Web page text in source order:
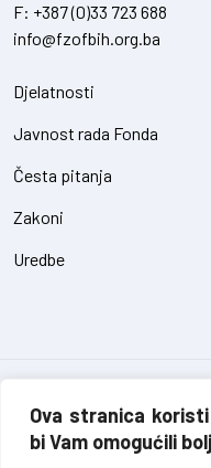
Ova stranica
bi Vam omogućili
F: +387 (0)33 723 688
info@fzofbih.org.ba
Djelatnosti
Javnost rada Fonda
Česta pitanja
Zakoni
Uredbe
developmentSIK